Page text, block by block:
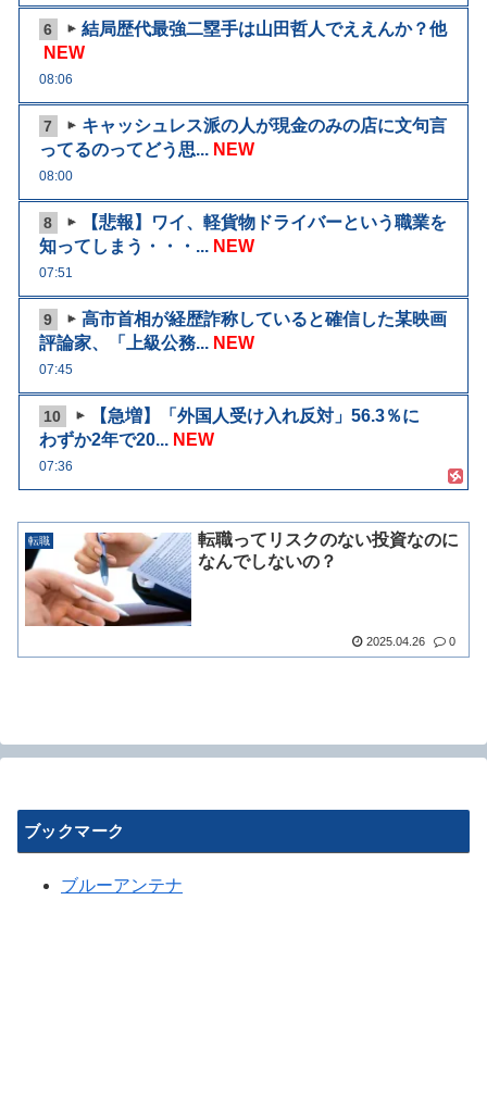
6
結局歴代最強二塁手は山田哲人でええんか？他
NEW
08:06
7
キャッシュレス派の人が現金のみの店に文句言
ってるのってどう思... NEW
08:00
8
【悲報】ワイ、軽貨物ドライバーという職業を
知ってしまう・・・... NEW
07:51
9
高市首相が経歴詐称していると確信した某映画
評論家、「上級公務... NEW
07:45
10
【急増】「外国人受け入れ反対」56.3％に
わずか2年で20... NEW
07:36
転職
転職ってリスクのない投資なのに
なんでしないの？
2025.04.26 0
ブックマーク
ブルーアンテナ